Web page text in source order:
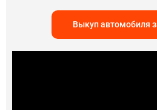
Выкуп автомобиля